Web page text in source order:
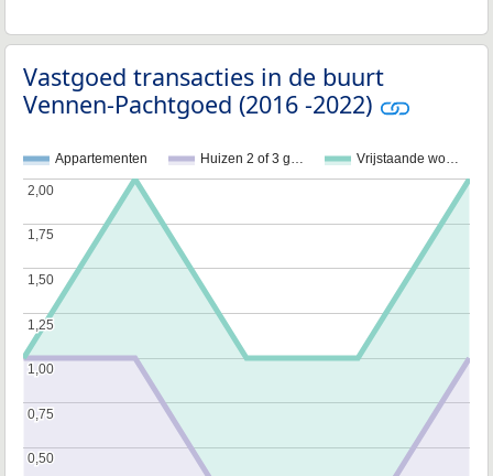
Vastgoed transacties in de buurt
Vennen-Pachtgoed (2016 -2022)
Appartementen Huizen 2 of 3 g… Vrijstaande wo…
0,50
0,50
0,75
0,75
1,00
1,00
1,25
1,25
1,50
1,50
1,75
1,75
2,00
2,00